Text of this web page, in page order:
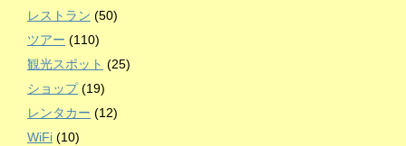
レストラン (50)
ツアー (110)
観光スポット (25)
ショップ(19)
レンタカー (12)
WiFi (10)